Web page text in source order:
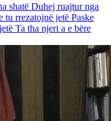
shatë Duhej ruajtur nga
tu rrezatojnë jetë Paske
Ta tha njeri a e bëre